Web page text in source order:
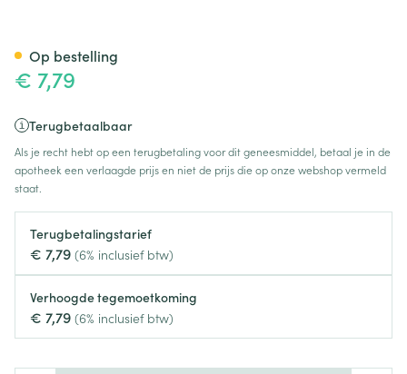
€ 7,79
Terugbetaalbaar
Als je recht hebt op een terugbetaling voor dit geneesmiddel, betaal je in de
apotheek een verlaagde prijs en niet de prijs die op onze webshop vermeld
staat.
Terugbetalingstarief
€ 7,79 (6% inclusief btw)
Verhoogde tegemoetkoming
€ 7,79 (6% inclusief btw)
Op bestelling